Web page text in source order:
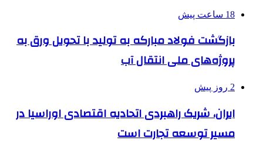
18 ساعت پیش
بازگشت فولاد مبارکه به تولید با تحویل ورق به
پروژه‌های ملی انتقال آب
2 روز پیش
ایران، شریک راهبردی اتحادیه اقتصادی اوراسیا در
مسیر توسعه تجارت است